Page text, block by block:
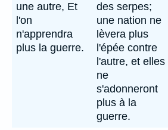
une autre, Et
l'on
n'apprendra
plus la guerre.
des serpes;
une nation ne
lèvera plus
l'épée contre
l'autre, et elles
ne
s'adonneront
plus à la
guerre.